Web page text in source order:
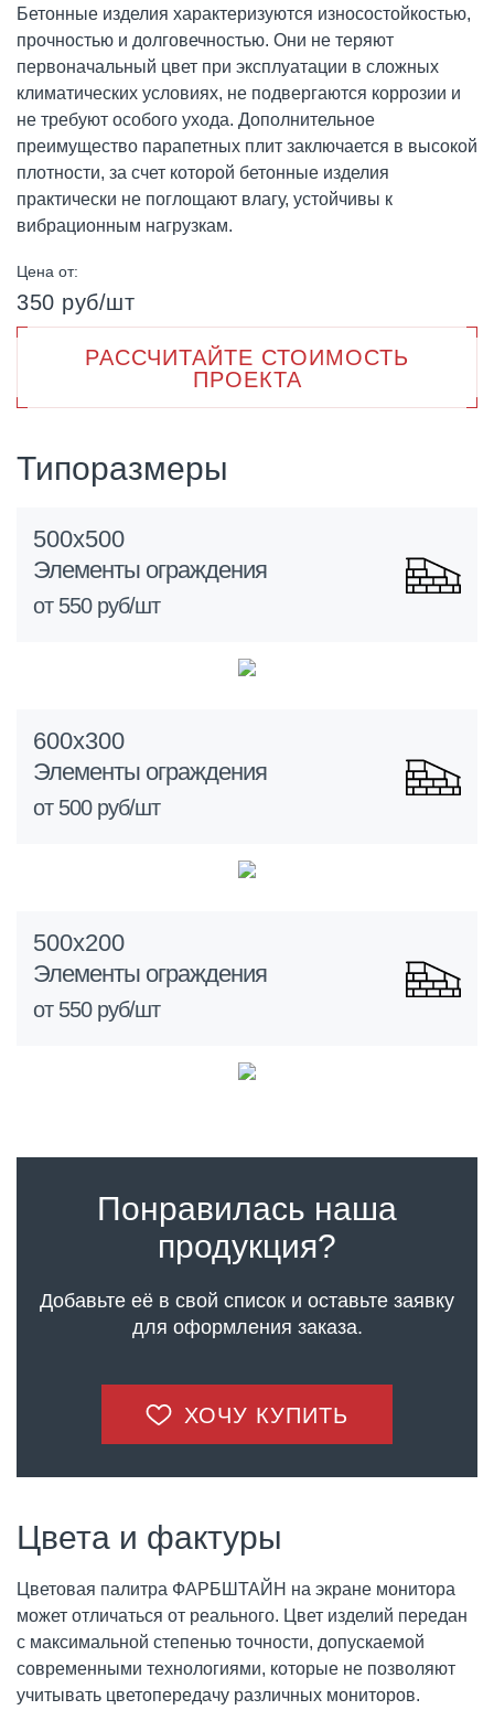
Бетонные изделия характеризуются износостойкостью,
прочностью и долговечностью. Они не теряют
первоначальный цвет при эксплуатации в сложных
климатических условиях, не подвергаются коррозии и
не требуют особого ухода. Дополнительное
преимущество парапетных плит заключается в высокой
плотности, за счет которой бетонные изделия
практически не поглощают влагу, устойчивы к
вибрационным нагрузкам.
Цена от:
350 руб/шт
РАССЧИТАЙТЕ СТОИМОСТЬ
ПРОЕКТА
Типоразмеры
500х500
Элементы ограждения
от 550 руб/шт
600х300
Элементы ограждения
от 500 руб/шт
500х200
Элементы ограждения
от 550 руб/шт
Понравилась наша
продукция?
Добавьте её в свой список и оставьте заявку
для оформления заказа.
ХОЧУ КУПИТЬ
Цвета и фактуры
Цветовая палитра ФАРБШТАЙН на экране монитора
может отличаться от реального. Цвет изделий передан
с максимальной степенью точности, допускаемой
современными технологиями, которые не позволяют
учитывать цветопередачу различных мониторов.